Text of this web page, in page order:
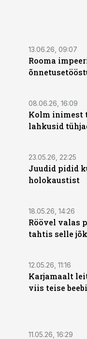
13.06.26, 09:07
Rooma
08.06.26, 16:09
Kolm inimest
lahkusid
23.05.26, 22:25
Juudid pidid
holokaustist
18.05.26, 14:26
Röövel valas
tahtis selle
12.05.26, 11:16
Karjamaalt
viis teise
11.05.26, 16:29